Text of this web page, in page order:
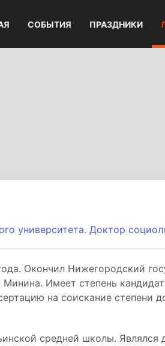
СОБЫТИЯ ПРАЗДНИКИ
университета. Доктор
Окончил Нижегородский
Имеет степень
на соискание степени
средней школы. Являлся